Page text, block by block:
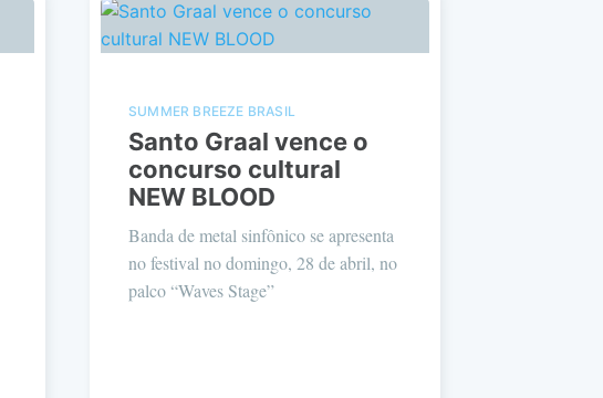
SUMMER BREEZE BRASIL
Santo Graal vence o
concurso cultural
NEW BLOOD
Banda de metal sinfônico se apresenta
no festival no domingo, 28 de abril, no
palco “Waves Stage”